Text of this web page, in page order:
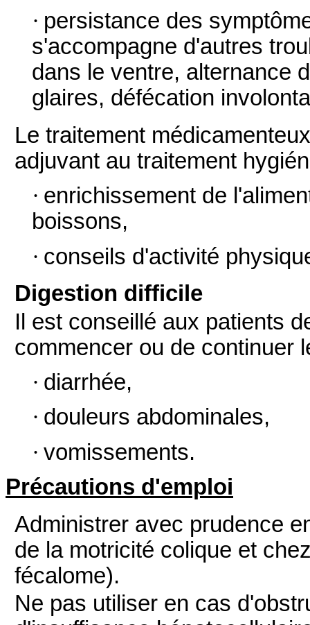
· persistance des
s'accompagne d'autres
dans le ventre, alternance
glaires, défécation
Le traitement
adjuvant au traitement
· enrichissement de
boissons,
· conseils d'activité
Digestion difficile
Il est conseillé aux patients
commencer ou de continuer
· diarrhée,
· douleurs abdominales,
· vomissements.
Précautions d'emploi
Administrer avec prudence
de la motricité colique et
fécalome).
Ne pas utiliser en cas